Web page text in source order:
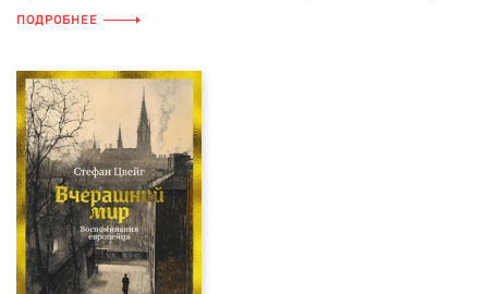
ПОДРОБНЕЕ